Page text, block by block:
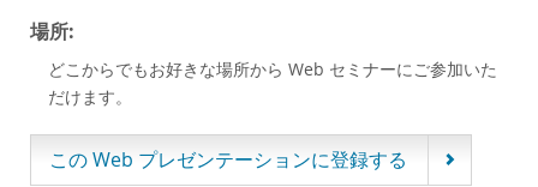
場所:
どこからでもお好きな場所から Web セミナーにご参加いた
だけます。
この Web プレゼンテーションに登録する